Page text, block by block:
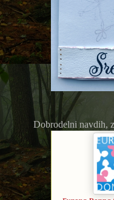
Dobrodelni navdih,